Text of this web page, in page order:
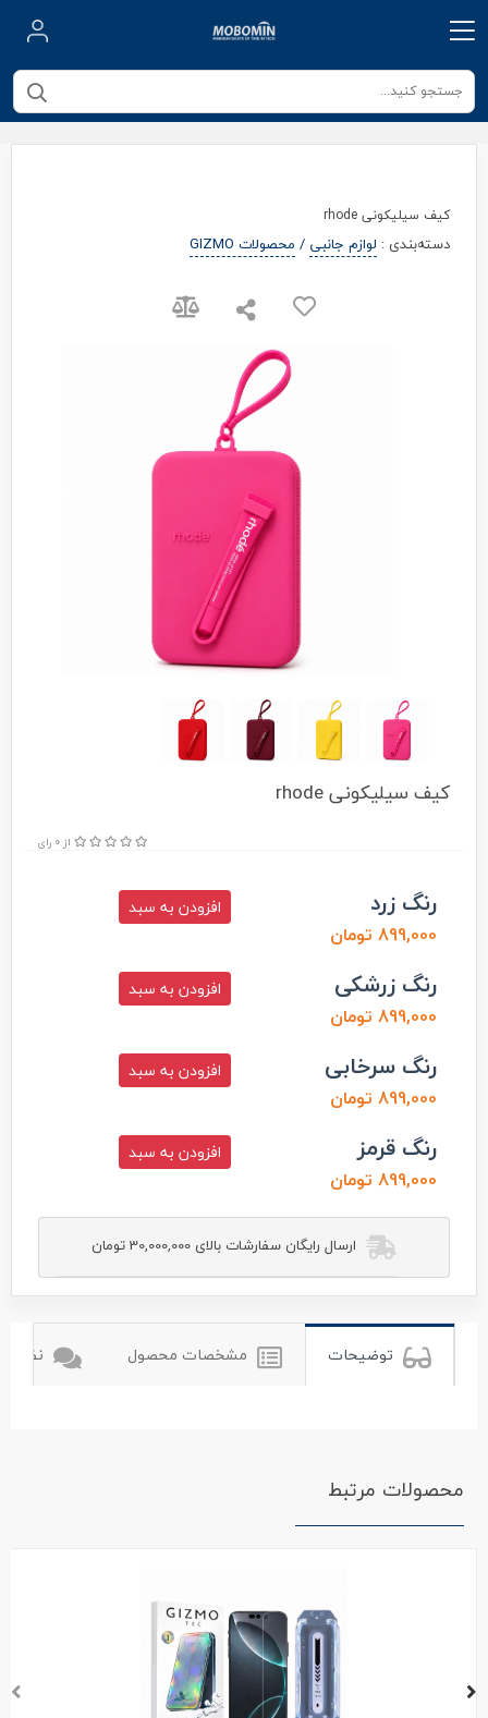
کیف سیلیکونی rhode
دسته‌بندی : لوازم جانبی / محصولات GIZMO
کیف سیلیکونی rhode
از 0 رای
رنگ زرد
899,000 تومان
افزودن به سبد
رنگ زرشکی
899,000 تومان
افزودن به سبد
رنگ سرخابی
899,000 تومان
افزودن به سبد
رنگ قرمز
899,000 تومان
افزودن به سبد
ارسال رایگان سفارشات بالای 30,000,000 تومان
توضیحات مشخصات محصول نظرات
محصولات مرتبط